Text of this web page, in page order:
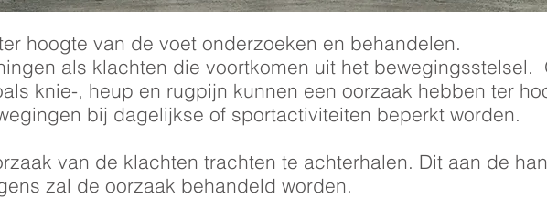
hoogte van de voet onderzoeken en behandelen.
als klachten die voortkomen uit het bewegingsstelsel.
knie-, heup en rugpijn kunnen een oorzaak hebben ter
bij dagelijkse of sportactiviteiten beperkt worden.
van de klachten trachten te achterhalen. Dit aan de
zal de oorzaak behandeld worden.